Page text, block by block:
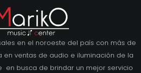
en el noroeste del país con más de
en ventas de audio e iluminación de la
en busca de brindar un mejor servicio